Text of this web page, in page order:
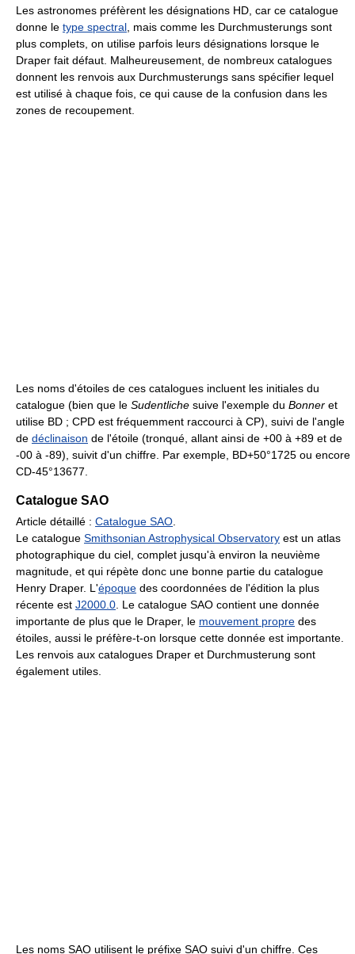
Les astronomes préfèrent les désignations HD, car ce catalogue
donne le type spectral , mais comme les Durchmusterungs sont
plus complets, on utilise parfois leurs désignations lorsque le
Draper fait défaut. Malheureusement, de nombreux catalogues
donnent les renvois aux Durchmusterungs sans spécifier lequel
est utilisé à chaque fois, ce qui cause de la confusion dans les
zones de recoupement.
Les noms d'étoiles de ces catalogues incluent les initiales du
catalogue (bien que le Sudentliche suive l'exemple du Bonner et
utilise BD ; CPD est fréquemment raccourci à CP), suivi de l'angle
de déclinaison de l'étoile (tronqué, allant ainsi de +00 à +89 et de
-00 à -89), suivit d'un chiffre. Par exemple, BD+50°1725 ou encore
CD-45°13677.
Catalogue SAO
Article détaillé : Catalogue SAO
Le catalogue Smithsonian Astrophysical Observatory est un atlas
photographique du ciel, complet jusqu'à environ la neuvième
magnitude, et qui répète donc une bonne partie du catalogue
Henry Draper. L'époque des coordonnées de l'édition la plus
récente est J2000.0 . Le catalogue SAO contient une donnée
importante de plus que le Draper, le mouvement propre des
étoiles, aussi le préfère-t-on lorsque cette donnée est importante.
Les renvois aux catalogues Draper et Durchmusterung sont
également utiles.
Les noms SAO utilisent le préfixe SAO suivi d'un chiffre. Ces